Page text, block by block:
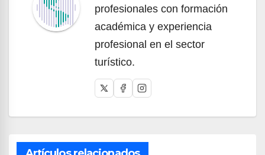
profesionales con formación
académica y experiencia
profesional en el sector
turístico.